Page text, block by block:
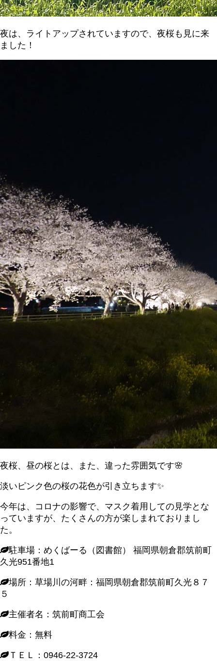
夜は、ライトアップされていますので、夜桜も見に来
ました！
夜桜、昼の桜とは、また、違った雰囲気です🌸
淡いピンク色の桜の花色が引き立ちます✨
今年は、コロナの影響で、マスク着用しての見学とな
っていますが、たくさんの方が楽しまれておりまし
た。
駐車場：めくばーる（図書館） 福岡県朝倉郡筑前町
久光951番地1
場所：草場川の河畔：福岡県朝倉郡筑前町久光８７
５
主催者名：筑前町商工会
料金：無料
ＴＥＬ：0946-22-3724